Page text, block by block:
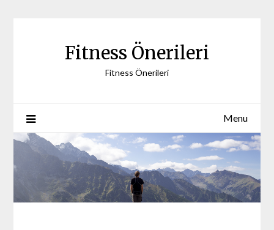
Fitness Önerileri
Fitness Önerileri
Menu